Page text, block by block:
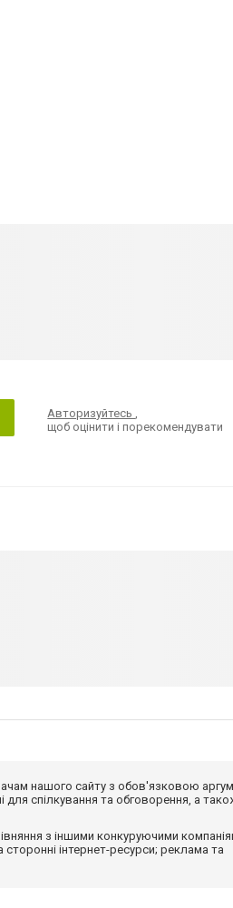
Авторизуйтесь,
щоб оцінити і порекомендувати
нашого сайту з обов'язковою
спілкування та обговорення, а
з іншими конкуруючими
сторонні інтернет-ресурси; реклама та